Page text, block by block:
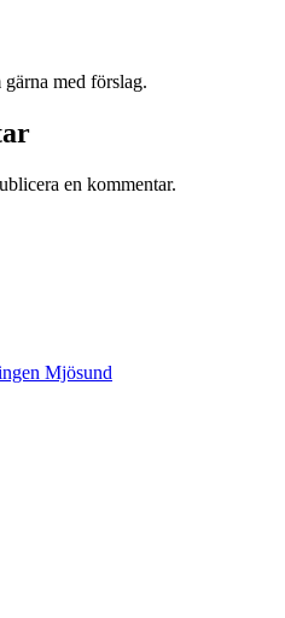
med förslag.
en kommentar.
Mjösund